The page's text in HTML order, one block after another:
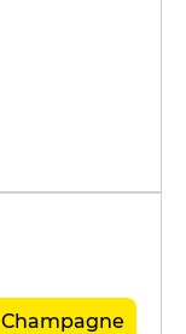
Champagne